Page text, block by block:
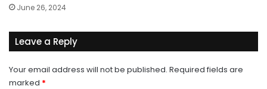
June 26, 2024
Leave a Reply
Your email address will not be published. Required fields are
marked *